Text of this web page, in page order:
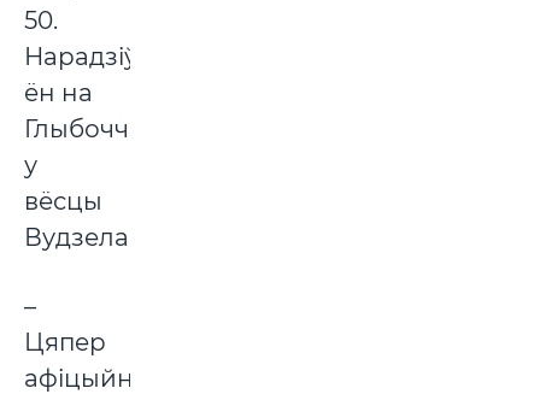
50.
Нарадзіўся
ён на
Глыбоччыне,
у
вёсцы
Вудзела.
–
Цяпер
афіцыйна